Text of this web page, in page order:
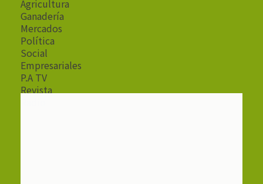
Agricultura
Ganadería
Mercados
Política
Social
Empresariales
P.A TV
Revista